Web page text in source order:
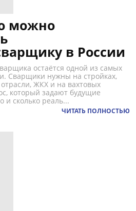
можно
в России
остаётся одной из самых
Сварщики нужны на стройках,
ЖКХ и на вахтовых
который задают будущие
и сколько реаль...
ЧИТАТЬ ПОЛНОСТЬЮ